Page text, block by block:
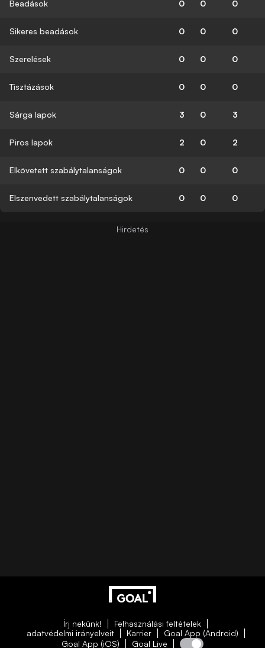
Beadások 0 0 0
Sikeres beadások 0 0 0
Szerelések 0 0 0
Tisztázások 0 0 0
Sárga lapok 3 0 3
Piros lapok 2 0 2
Elkövetett szabálytalanságok 0 0 0
Elszenvedett szabálytalanságok 0 0 0
Írj nekünk!
Felhasználási feltételek
adatvédelmi irányelveit
Karrier
Goal App (Android)
Goal App (iOS)
Goal Live